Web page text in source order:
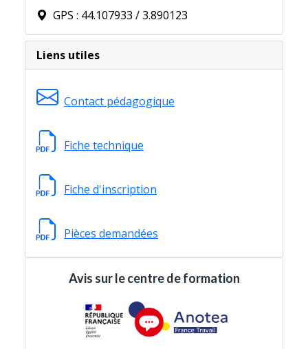
GPS : 44.107933 / 3.890123
Liens utiles
Contact pédagogique
Fiche technique
Fiche d'inscription
Pièces demandées